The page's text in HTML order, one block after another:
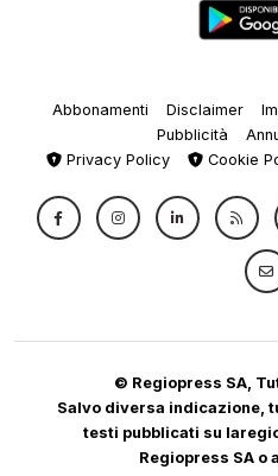
Abbonamenti Disclaimer
Pubblicità
Privacy Policy
Cookie
© Regiopress SA,
Salvo diversa indicazione,
testi pubblicati su
Regiopress SA o